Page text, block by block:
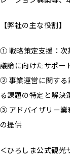
【弊社の主な役割】
① 戦略策定支援：次
議論に向けたサポー
② 事業運営に関する
る課題の特定と解決
③ アドバイザリー業
の提供
＜ひろしま公式観光